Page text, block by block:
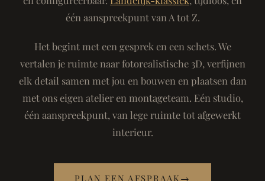
één aanspreekpunt van A tot Z.
Het begint met een gesprek en een schets. We
vertalen je ruimte naar fotorealistische 3D, verfijnen
elk detail samen met jou en bouwen en plaatsen dan
met ons eigen atelier en montageteam. Eén studio,
één aanspreekpunt, van lege ruimte tot afgewerkt
interieur.
PLAN EEN AFSPRAAK →